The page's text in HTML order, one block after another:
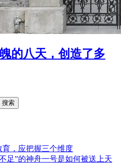
的八天，创造了多
育，应把握三个维度
足”的神舟一号是如何被送上天